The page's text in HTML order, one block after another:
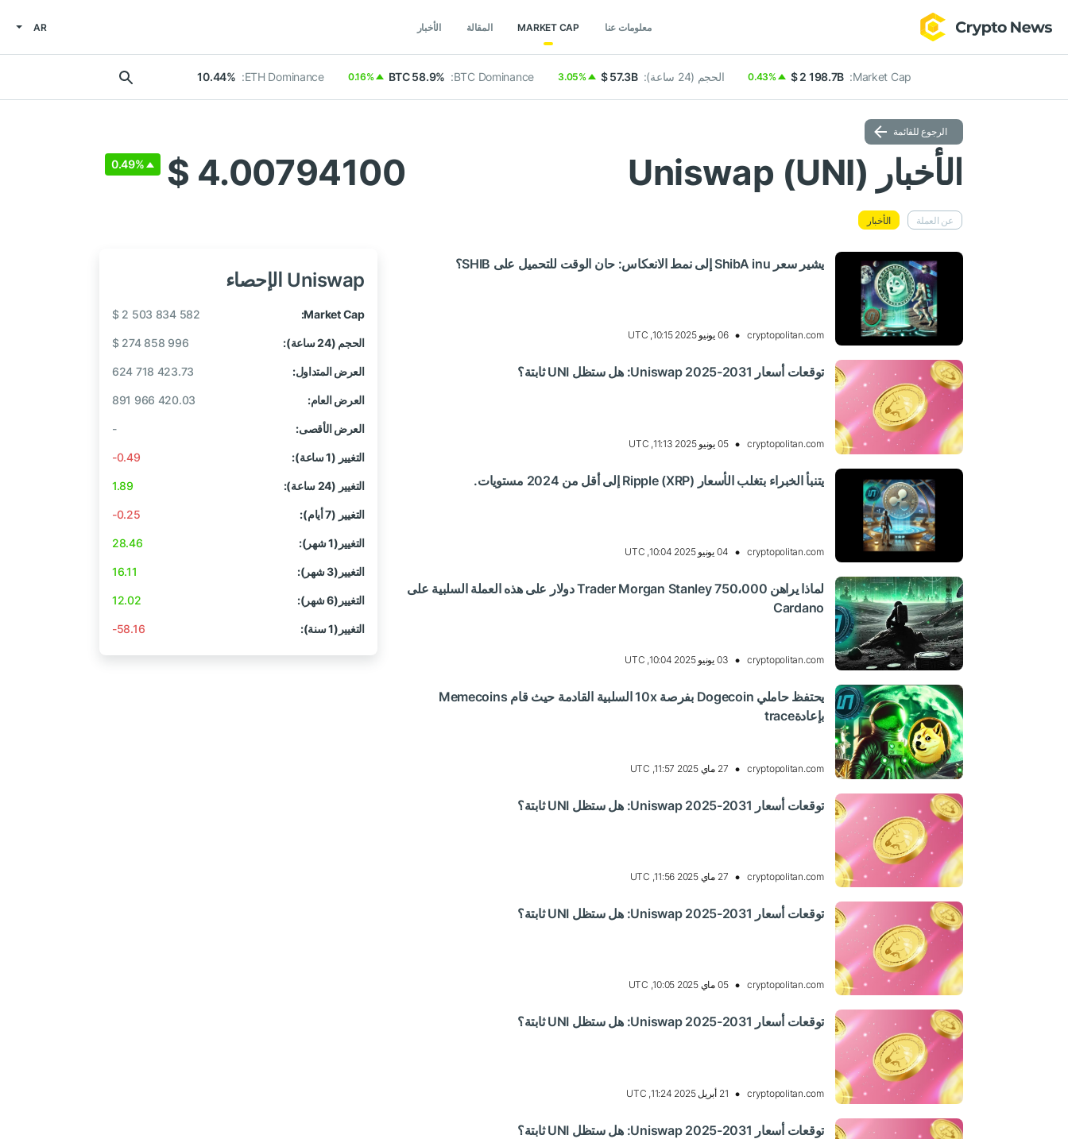
الأخبار المقالة MARKET CAP معلومات عنا AR
Market Cap:
$ 2 198.7B
0.43% الحجم (24 ساعة): $ 57.3B
3.05%
BTC Dominance:
BTC 58.9%
0.16%
ETH Dominance:
10.44%
الرجوع للقائمة
الأخبار Uniswap (UNI) $ 4.00794100
0.49%
عن العملة الأخبار
يشير سعر ShibA inu إلى نمط الانعكاس: حان الوقت للتحميل على SHIB؟
cryptopolitan.com 06 يونيو 2025 10:15, UTC
توقعات أسعار Uniswap 2025-2031: هل ستظل UNI ثابتة؟
cryptopolitan.com 05 يونيو 2025 11:13, UTC
يتنبأ الخبراء بتغلب الأسعار Ripple (XRP) إلى أقل من 2024 مستويات.
cryptopolitan.com 04 يونيو 2025 10:04, UTC
لماذا يراهن Trader Morgan Stanley 750،000 دولار على هذه العملة السلبية على
Cardano
cryptopolitan.com 03 يونيو 2025 10:04, UTC
يحتفظ حاملي Dogecoin بفرصة 10x السلبية القادمة حيث قام Memecoins
بإعادةtrace
cryptopolitan.com 27 ماي 2025 11:57, UTC
توقعات أسعار Uniswap 2025-2031: هل ستظل UNI ثابتة؟
cryptopolitan.com 27 ماي 2025 11:56, UTC
توقعات أسعار Uniswap 2025-2031: هل ستظل UNI ثابتة؟
cryptopolitan.com 05 ماي 2025 10:05, UTC
توقعات أسعار Uniswap 2025-2031: هل ستظل UNI ثابتة؟
cryptopolitan.com 21 أبريل 2025 11:24, UTC
توقعات أسعار Uniswap 2025-2031: هل ستظل UNI ثابتة؟
Uniswap الإحصاء
Market Cap:
$ 2 503 834 582
الحجم (24 ساعة): $ 274 858 996
العرض المتداول: 624 718 423.73
العرض العام: 891 966 420.03
العرض الأقصى: -
التغيير (1 ساعة): -0.49
التغيير (24 ساعة): 1.89
التغيير (7 أيام): -0.25
التغيير(1 شهر): 28.46
التغيير(3 شهر): 16.11
التغيير(6 شهر): 12.02
التغيير(1 سنة): -58.16